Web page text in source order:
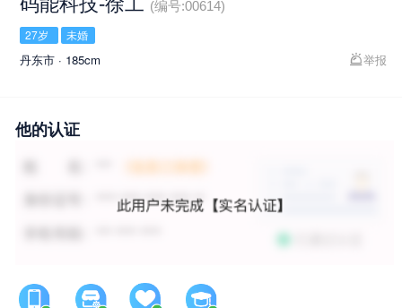
(编号:00614)
27岁
未婚
丹东市 · 185cm 举报
他的认证